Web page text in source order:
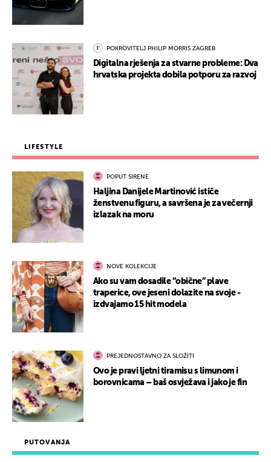
PUTOVANJA
POKROVITELJ PHILIP MORRIS ZAGREB
Digitalna rješenja za stvarne probleme: Dva
hrvatska projekta dobila potporu za razvoj
LIFESTYLE
POPUT SIRENE
Haljina Danijele Martinović ističe
ženstvenu figuru, a savršena je za večernji
izlazak na moru
NOVE KOLEKCIJE
Ako su vam dosadile “obične” plave
traperice, ove jeseni dolazite na svoje -
izdvajamo 15 hit modela
PREJEDNOSTAVNO ZA SLOŽITI
Ovo je pravi ljetni tiramisu s limunom i
borovnicama – baš osvježava i jako je fin